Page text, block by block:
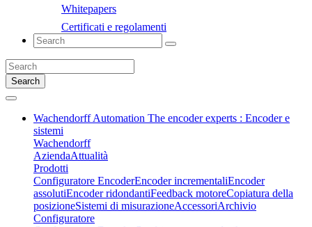
Whitepapers
Certificati e regolamenti
Search
Wachendorff Automation The encoder experts : Encoder e
sistemi
Wachendorff
AziendaAttualità
Prodotti
Configuratore EncoderEncoder incrementaliEncoder
assolutiEncoder ridondantiFeedback motoreCopiatura della
posizioneSistemi di misurazioneAccessoriArchivio
Configuratore